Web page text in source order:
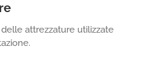
attrezzature utilizzate